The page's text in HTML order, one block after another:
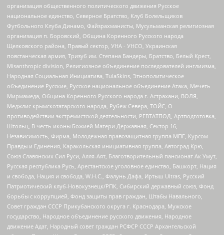
организация общественного политического движения Русское
национальное единство, Северное Братство, Клуб Болельщиков
Футбольного Клуба Динамо, Файзрахманисты, Мусульманская религиозная
организация п. Боровский, Община Коренного Русского народа
Щелковского района, Правый сектор, УНА - УНСО, Украинская
повстанческая армия, Тризуб им. Степана Бандеры, Братство, Белый Крест,
Misanthropic division, Религиозное объединение последователей инглиизма,
Народная Социальная Инициатива, TulaSkins, Этнополитическое
объединение Русские, Русское национальное объединение Атака, Мечеть
Мирмамеда, Община Коренного Русского народа г. Астрахани, ВОЛЯ,
Меджлис крымскотатарского народа, Рубеж Севера, ТОЙС, О
противодействии экстремистской деятельности, РЕВТАТПОД, Артподготовка,
Штольц, В честь иконы Божией Матери Державная, Сектор 16,
Независимость, Фирма, Молодежная правозащитная группа МПГ, Курсом
Правды и Единения, Каракольская инициативная группа, Автоград Крю,
Союз Славянских Сил Руси, Алля-Аят, Благотворительный пансионат Ак Умут,
Русская республика Русь, Арестантское уголовное единство, Башкорт, Нация
и свобода, Нация и свобода, W.H.С., Фалунь Дафа, Иртыш Ultras, Русский
Патриотический клуб-Новокузнецк/РПК, Сибирский державный союз, Фонд
борьбы с коррупцией, Фонд защиты прав граждан, Штабы Навального,
Совет граждан СССР Прикубанского округа г. Краснодара, Мужское
государство, Народное объединение русского движения, Народное
движение Адат, Народный совет граждан РСФСР СССР Архангельской